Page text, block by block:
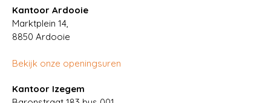
Kantoor Ardooie
Marktplein 14,
8850 Ardooie
Bekijk onze openingsuren
Kantoor Izegem